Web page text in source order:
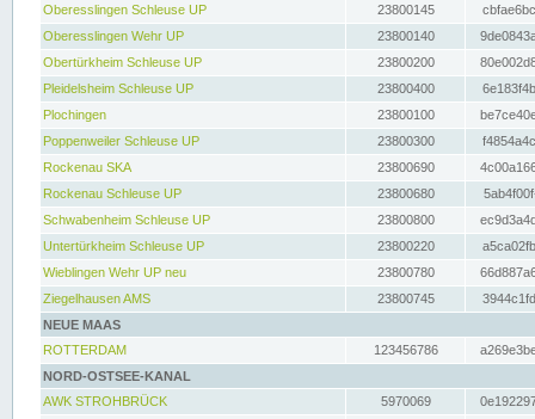
Oberesslingen Schleuse UP
23800145
Oberesslingen Wehr UP
23800140
Obertürkheim Schleuse UP
23800200
Pleidelsheim Schleuse UP
23800400
Plochingen
23800100
Poppenweiler Schleuse UP
23800300
Rockenau SKA
23800690
Rockenau Schleuse UP
23800680
Schwabenheim Schleuse UP
23800800
Untertürkheim Schleuse UP
23800220
Wieblingen Wehr UP neu
23800780
Ziegelhausen AMS
23800745
NEUE MAAS
ROTTERDAM
123456786
NORD-OSTSEE-KANAL
AWK STROHBRÜCK
5970069